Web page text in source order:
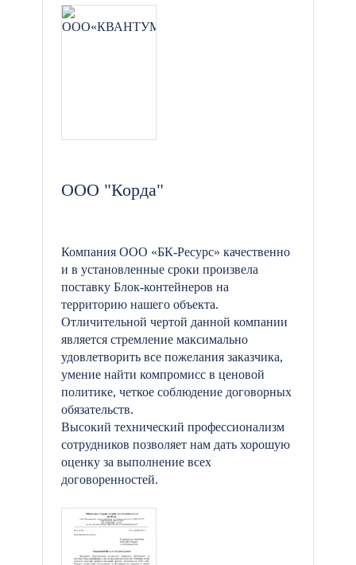
ООО "Корда"
Компания ООО «БК-Ресурс» качественно
и в установленные сроки произвела
поставку Блок-контейнеров на
территорию нашего объекта.
Отличительной чертой данной компании
является стремление максимально
удовлетворить все пожелания заказчика,
умение найти компромисс в ценовой
политике, четкое соблюдение договорных
обязательств.
Высокий технический профессионализм
сотрудников позволяет нам дать хорошую
оценку за выполнение всех
договоренностей.